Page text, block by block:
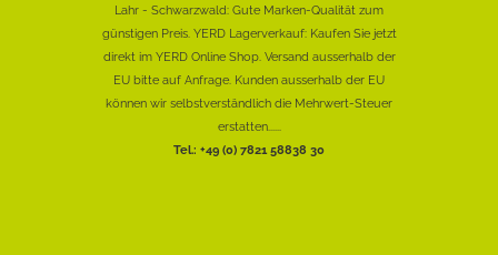
Lahr - Schwarzwald: Gute Marken-Qualität zum
günstigen Preis. YERD Lagerverkauf: Kaufen Sie jetzt
direkt im YERD Online Shop. Versand ausserhalb der
EU bitte auf Anfrage. Kunden ausserhalb der EU
können wir selbstverständlich die Mehrwert-Steuer
erstatten......
Tel.: +49 (0) 7821 58838 30